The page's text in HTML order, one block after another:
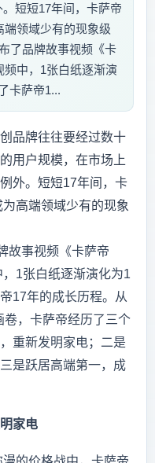
短短17年间，卡萨帝
端领域少有的现象级
品牌故事视频《卡
中，1张白纸逐渐演
卡萨帝1...
品牌往往要经过数十
用户规模，在市场上
外。短短17年间，卡
高端领域少有的现象
事视频《卡萨帝
1张白纸逐渐演化为1
17年的成长历程。从
，卡萨帝经历了三个
重新发明家电；二是
是跃居高端第一，成
家电